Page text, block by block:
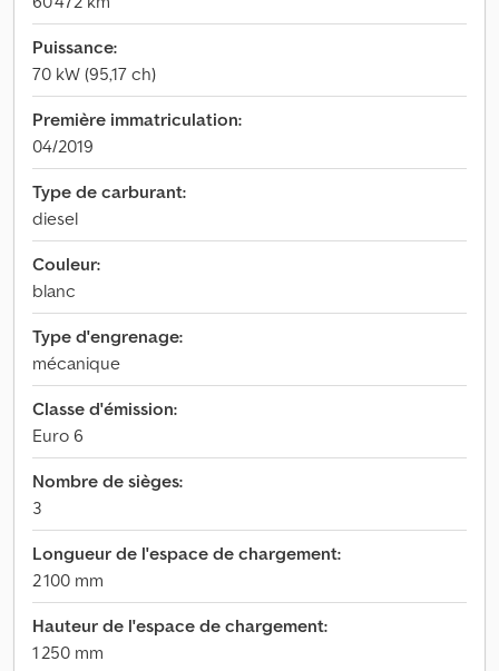
Puissance:
70 kW (95,17 ch)
Première immatriculation:
04/2019
Type de carburant:
diesel
Couleur:
blanc
Type d'engrenage:
mécanique
Classe d'émission:
Euro 6
Nombre de sièges:
3
Longueur de l'espace de chargement:
2 100 mm
Hauteur de l'espace de chargement:
1 250 mm